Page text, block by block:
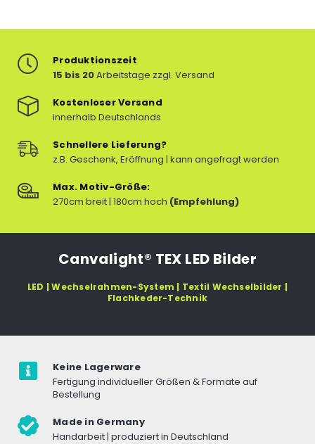
Produktionszeit
15 bis 20Arbeitstage zzgl. Versand
Kostenloser Versand
innerhalb Deutschlands
Schnellere Lieferung?
z.B. Geschenk, Eröffnung | kann angefragt werden
Max. Motiv-Größe:
270cm breit | 180cm hoch (Empfehlung)
Canvalight® TEX LED Bilder
LED | Wechselrahmen-System | Textil Wechselbilder |
Flachkeder-Technik
Keine Lagerware
Fertigung individueller Größen & Formate auf
Bestellung
Made in Germany
Handarbeit | produziert in Deutschland